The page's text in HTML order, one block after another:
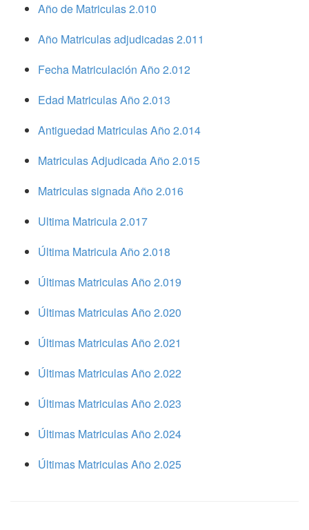
Año de Matriculas 2.010
Año Matriculas adjudicadas 2.011
Fecha Matriculación Año 2.012
Edad Matriculas Año 2.013
Antiguedad Matriculas Año 2.014
Matriculas Adjudicada Año 2.015
Matriculas signada Año 2.016
Ultima Matricula 2.017
Última Matricula Año 2.018
Últimas Matriculas Año 2.019
Últimas Matriculas Año 2.020
Últimas Matriculas Año 2.021
Últimas Matriculas Año 2.022
Últimas Matriculas Año 2.023
Últimas Matriculas Año 2.024
Últimas Matriculas Año 2.025